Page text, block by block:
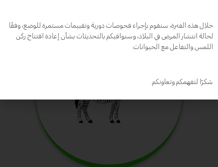
خلال هذه الفترة، سنقوم بإجراء فحوصات دورية وتقييمات مستمرة للوضع، وفقًا
لحالة انتشار المرض في البلاد، وسنوافيكم بالتحديثات بشأن إعادة افتتاح ركن
اللمس والتفاعل مع الحيوانات.
شكرًا لتفهمكم وتعاونكم.